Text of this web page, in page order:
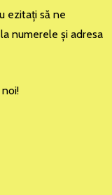
ezitaţi să ne
numerele şi adresa